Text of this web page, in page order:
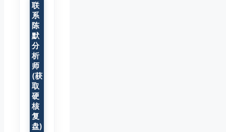
联
系
陈
默
分
析
师
(获
取
硬
核
复
盘)